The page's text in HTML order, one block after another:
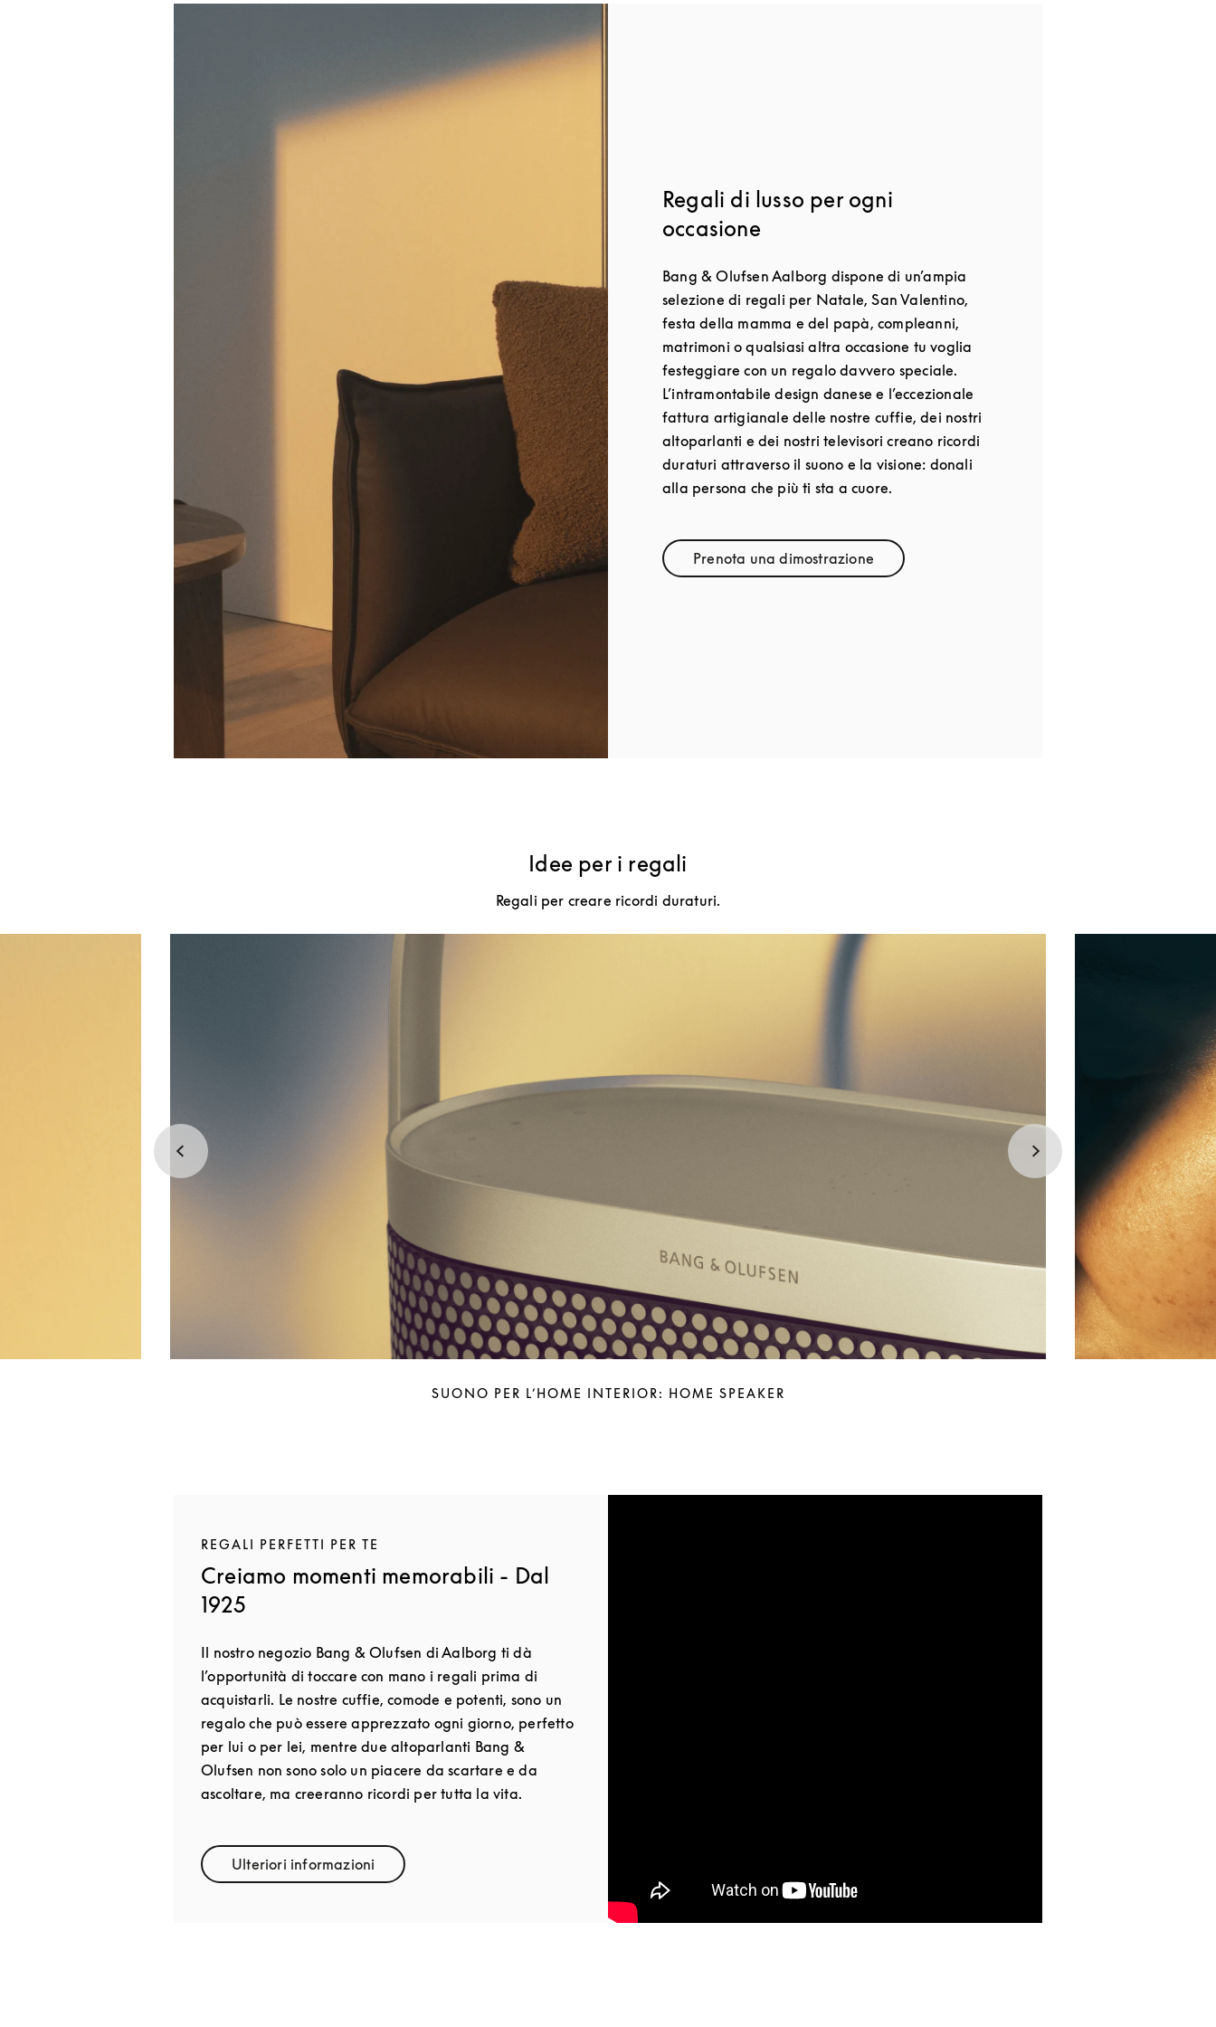
Regali di lusso per ogni
occasione
Bang & Olufsen Aalborg dispone di un’ampia
selezione di regali per Natale, San Valentino,
festa della mamma e del papà, compleanni,
matrimoni o qualsiasi altra occasione tu voglia
festeggiare con un regalo davvero speciale.
L’intramontabile design danese e l’eccezionale
fattura artigianale delle nostre cuffie, dei nostri
altoparlanti e dei nostri televisori creano ricordi
duraturi attraverso il suono e la visione: donali
alla persona che più ti sta a cuore.
Prenota una dimostrazione
Link Opens in New Tab
Idee per i regali
Regali per creare ricordi duraturi.
SUONO PER L’HOME INTERIOR: HOME SPEAKER
REGALI PERFETTI PER TE
Creiamo momenti memorabili - Dal
1925
Il nostro negozio Bang & Olufsen di Aalborg ti dà
l’opportunità di toccare con mano i regali prima di
acquistarli. Le nostre cuffie, comode e potenti, sono un
regalo che può essere apprezzato ogni giorno, perfetto
per lui o per lei, mentre due altoparlanti Bang &
Olufsen non sono solo un piacere da scartare e da
ascoltare, ma creeranno ricordi per tutta la vita.
Ulteriori informazioniLink Opens in New Tab